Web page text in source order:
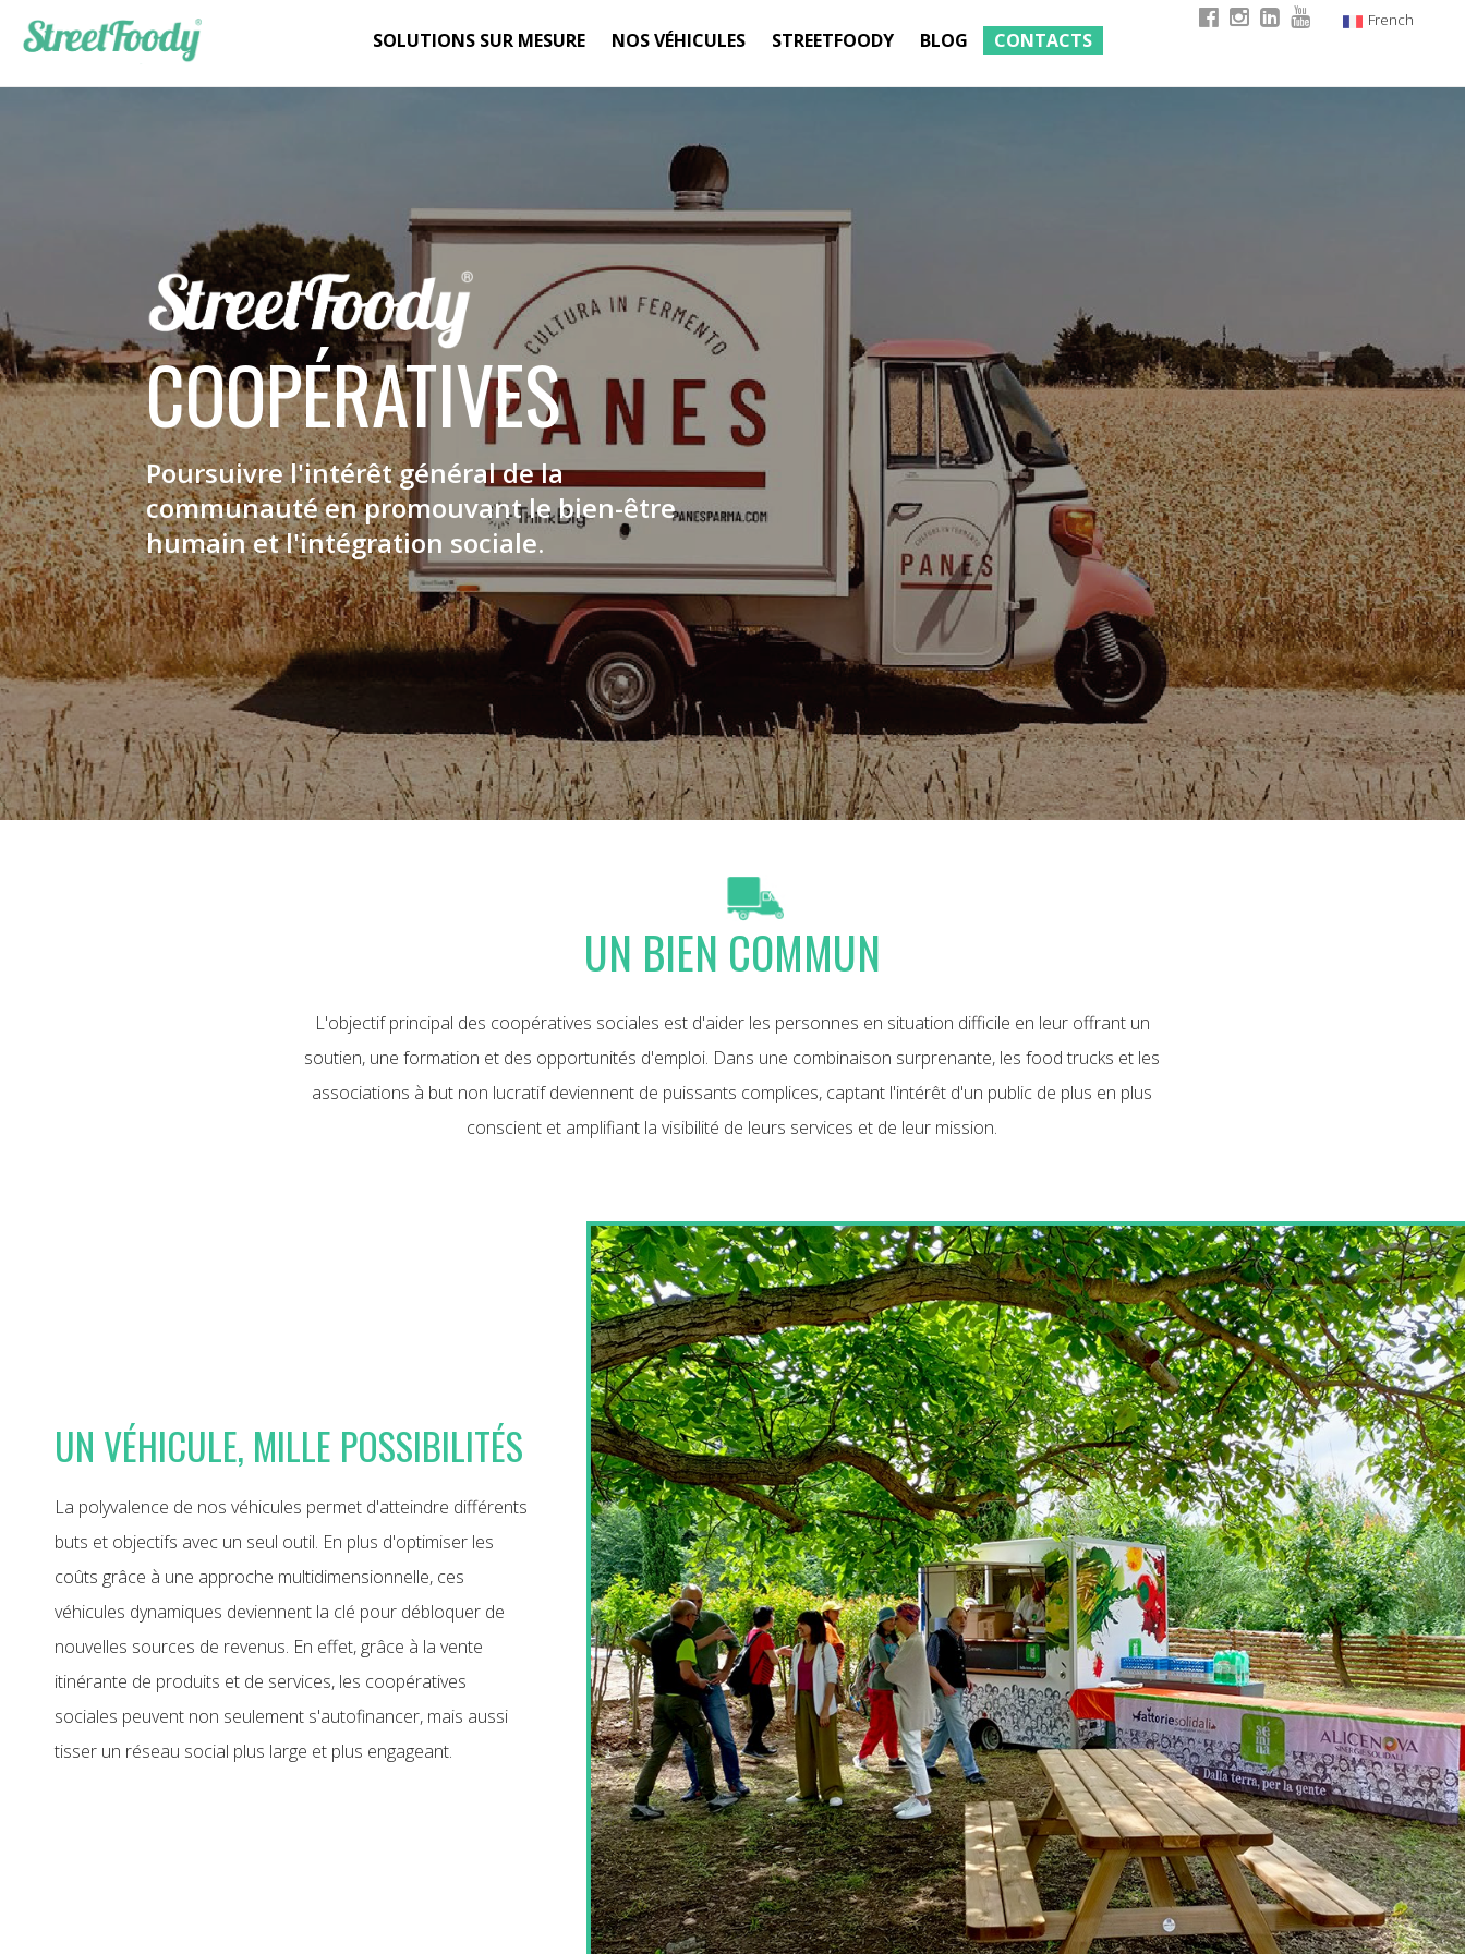
French
SOLUTIONS SUR MESURE NOS VÉHICULES STREETFOODY BLOG CONTACTS
COOPÉRATIVES
Poursuivre l'intérêt général de la
communauté en promouvant le bien-être
humain et l'intégration sociale.
UN BIEN COMMUN
L'objectif principal des coopératives sociales est d'aider les personnes en situation difficile en leur offrant un
soutien, une formation et des opportunités d'emploi. Dans une combinaison surprenante, les food trucks et les
associations à but non lucratif deviennent de puissants complices, captant l'intérêt d'un public de plus en plus
conscient et amplifiant la visibilité de leurs services et de leur mission.
UN VÉHICULE, MILLE POSSIBILITÉS
La polyvalence de nos véhicules permet d'atteindre différents
buts et objectifs avec un seul outil. En plus d'optimiser les
coûts grâce à une approche multidimensionnelle, ces
véhicules dynamiques deviennent la clé pour débloquer de
nouvelles sources de revenus. En effet, grâce à la vente
itinérante de produits et de services, les coopératives
sociales peuvent non seulement s'autofinancer, mais aussi
tisser un réseau social plus large et plus engageant.